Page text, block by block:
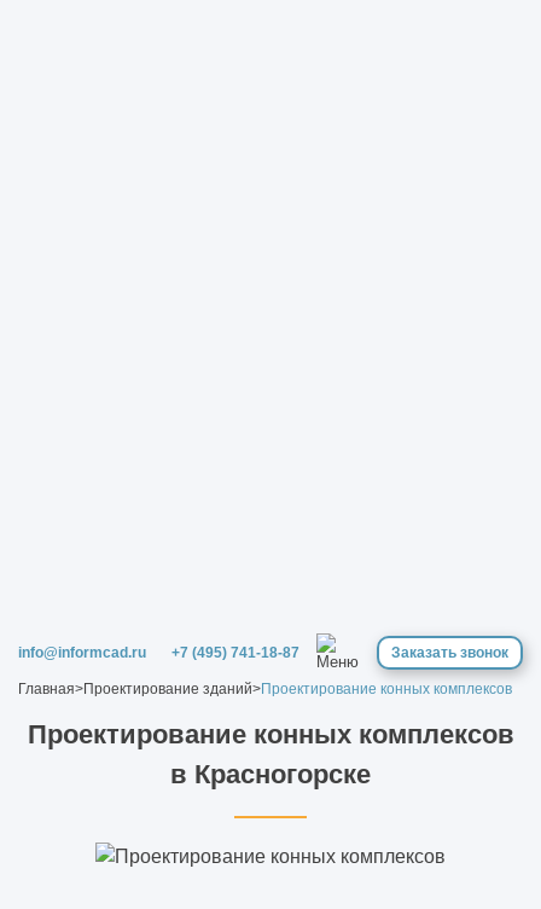
info@informcad.ru +7 (495) 741-18-87 Заказать звонок
Главная>Проектирование зданий>Проектирование конных комплексов
Проектирование конных комплексов
в Красногорске